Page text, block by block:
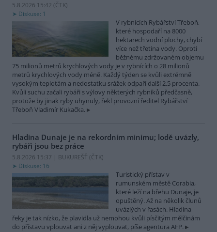
5.8.2026 15:42 (ČTK)
Diskuse: 1
V rybnících Rybářství Třeboň,
které hospodaří na 8000
hektarech vodní plochy, chybí
více než třetina vody. Oproti
běžnému zdržovaném objemu
75 milionů metrů krychlových vody je v rybnících o 28 milionů
metrů krychlových vody méně. Každý týden se kvůli extrémně
vysokým teplotám a nedostatku srážek odpaří další 2,5 procenta.
Kvůli suchu začali rybáři s výlovy některých rybníků předčasně,
protože by jinak ryby uhynuly, řekl provozní ředitel Rybářství
Třeboň Vladimír Kukačka.
Hladina Dunaje je na rekordním minimu; lodě uvázly,
rybáři jsou bez práce
5.8.2026 15:37 | BUKUREŠŤ (ČTK)
Diskuse: 16
Turistický přístav v
rumunském městě Corabia,
které leží na břehu Dunaje, je
opuštěný. Až na několik člunů
uvázlých v řasách. Hladina
řeky je tak nízko, že plavidla už nemohou kvůli písčitým mělčinám
do přístavu vplouvat ani z něj vyplouvat, píše agentura AFP.